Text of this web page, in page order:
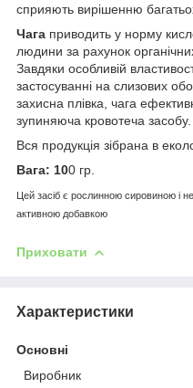
сприяють вирішенню
Чага приводить у норму
людини за рахунок
Завдяки особливій
застосуванні на слизових
захисна плівка, чага
зупиняюча кровотеча засобу.
Вся продукція зібрана в
Вага: 100 гр.
Цей засіб є рослинною сировиною і
активною добавкою
Приховати
Характеристики
Основні
Виробник